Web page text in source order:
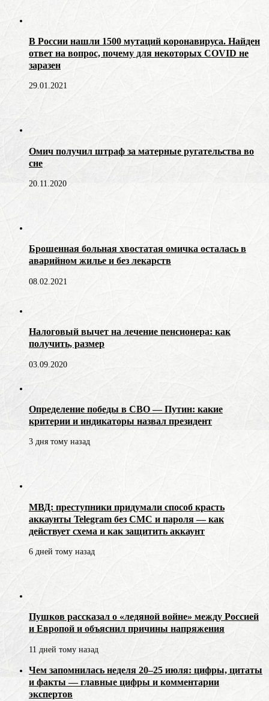
В России нашли 1500 мутаций коронавируса. Найден
ответ на вопрос, почему для некоторых COVID не
заразен
29.01.2021
Омич получил штраф за матерные ругательства во
сне
20.11.2020
Брошенная больная хвостатая омичка осталась в
аварийном жилье и без лекарств
08.02.2021
Налоговый вычет на лечение пенсионера: как
получить, размер
03.09.2020
Определение победы в СВО — Путин: какие
критерии и индикаторы назвал президент
3 дня тому назад
МВД: преступники придумали способ красть
аккаунты Telegram без СМС и пароля — как
действует схема и как защитить аккаунт
6 дней тому назад
Пушков рассказал о «ледяной войне» между Россией
и Европой и объяснил причины напряжения
11 дней тому назад
Чем запомнилась неделя 20–25 июля: цифры, цитаты
и факты — главные цифры и комментарии
экспертов